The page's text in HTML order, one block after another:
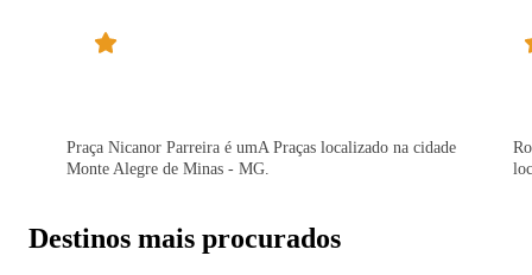
Praça Nicanor Parreira é umA Praças localizado na cidade
Monte Alegre de Minas - MG.
Destinos mais procurados